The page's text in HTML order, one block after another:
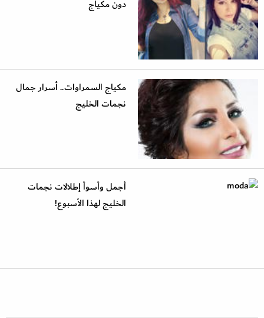
دون مكياج
مكياج السمراوات.. أسرار جمال
نجمات الخليج
أجمل وأسوأ إطلالات نجمات
الخليج لهذا الأسبوع!